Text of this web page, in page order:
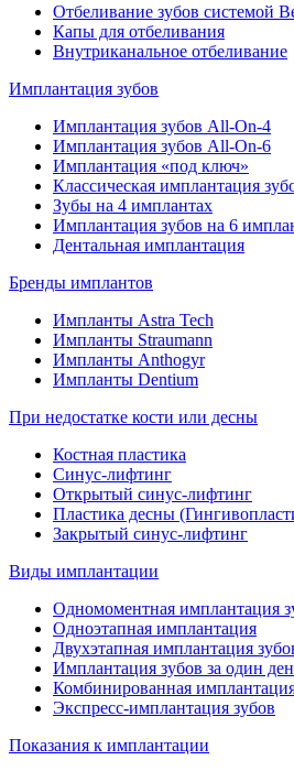
Отбеливание зубов системой
Капы для отбеливания
Внутриканальное отбеливание
Имплантация зубов
Имплантация зубов All-On-4
Имплантация зубов All-On-6
Имплантация «под ключ»
Классическая имплантация
Зубы на 4 имплантах
Имплантация зубов на 6
Дентальная имплантация
Бренды имплантов
Импланты Astra Tech
Импланты Straumann
Импланты Anthogyr
Импланты Dentium
При недостатке кости или десны
Костная пластика
Синус-лифтинг
Открытый синус-лифтинг
Пластика десны
Закрытый синус-лифтинг
Виды имплантации
Одномоментная имплантация
Одноэтапная имплантация
Двухэтапная имплантация
Имплантация зубов за один
Комбинированная
Экспресс-имплантация зубов
Показания к имплантации